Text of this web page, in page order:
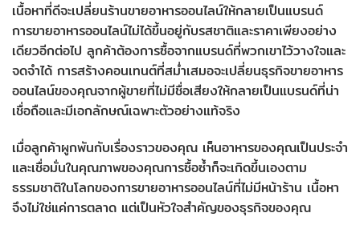
เนื้อหาที่ดีจะเปลี่ยนร้านขายอาหารออนไลน์ให้กลายเป็นแบรนด์
การขายอาหารออนไลน์ไม่ได้ขึ้นอยู่กับรสชาติและราคาเพียงอย่าง
เดียวอีกต่อไป ลูกค้าต้องการซื้อจากแบรนด์ที่พวกเขาไว้วางใจและ
จดจำได้ การสร้างคอนเทนต์ที่สม่ำเสมอจะเปลี่ยนธุรกิจขายอาหาร
ออนไลน์ของคุณจากผู้ขายที่ไม่มีชื่อเสียงให้กลายเป็นแบรนด์ที่น่า
เชื่อถือและมีเอกลักษณ์เฉพาะตัวอย่างแท้จริง
เมื่อลูกค้าผูกพันกับเรื่องราวของคุณ เห็นอาหารของคุณเป็นประจำ
และเชื่อมั่นในคุณภาพของคุณการซื้อซ้ำก็จะเกิดขึ้นเองตาม
ธรรมชาติในโลกของการขายอาหารออนไลน์ที่ไม่มีหน้าร้าน เนื้อหา
จึงไม่ใช่แค่การตลาด แต่เป็นหัวใจสำคัญของธุรกิจของคุณ